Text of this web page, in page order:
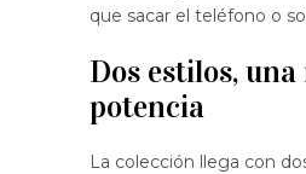
que sacar el teléfono o
Dos estilos,
potencia
La colección llega con